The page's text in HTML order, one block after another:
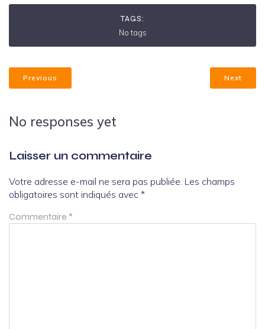
TAGS:
No tags
Previous Next
No responses yet
Laisser un commentaire
Votre adresse e-mail ne sera pas publiée. Les champs
obligatoires sont indiqués avec *
Commentaire *